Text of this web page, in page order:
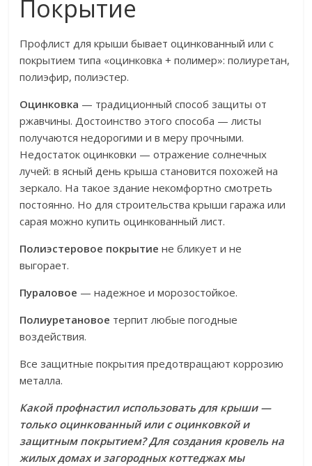
Покрытие
Профлист для крыши бывает оцинкованный или с
покрытием типа «оцинковка + полимер»: полиуретан,
полиэфир, полиэстер.
Оцинковка — традиционный способ защиты от
ржавчины. Достоинство этого способа — листы
получаются недорогими и в меру прочными.
Недостаток оцинковки — отражение солнечных
лучей: в ясный день крыша становится похожей на
зеркало. На такое здание некомфортно смотреть
постоянно. Но для строительства крыши гаража или
сарая можно купить оцинкованный лист.
Полиэстеровое покрытие не бликует и не
выгорает.
Пураловое — надежное и морозостойкое.
Полиуретановое терпит любые погодные
воздействия.
Все защитные покрытия предотвращают коррозию
металла.
Какой профнастил использовать для крыши —
только оцинкованный или с оцинковкой и
защитным покрытием? Для создания кровель на
жилых домах и загородных коттеджах мы